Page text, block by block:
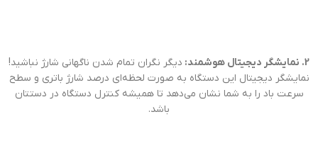
2. نمایشگر دیجیتال هوشمند:
دیگر نگران تمام شدن ناگهانی شارژ نباشید!
نمایشگر دیجیتال این دستگاه به صورت لحظه‌ای درصد شارژ باتری و سطح
سرعت باد را به شما نشان می‌دهد تا همیشه کنترل دستگاه در دستتان
باشد.